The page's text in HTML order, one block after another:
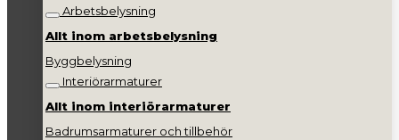
Arbetsbelysning
Allt inom arbetsbelysning
Byggbelysning
Interiörarmaturer
Allt inom interiörarmaturer
Badrumsarmaturer och tillbehör